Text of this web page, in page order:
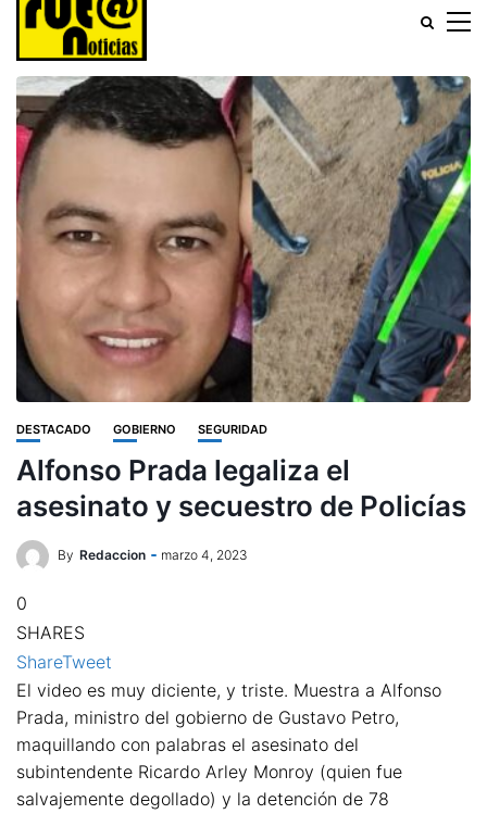
DESTACADO GOBIERNO SEGURIDAD
Alfonso Prada legaliza el
asesinato y secuestro de Policías
By Redaccion marzo 4, 2023
0
SHARES
ShareTweet
El video es muy diciente, y triste. Muestra a Alfonso
Prada, ministro del gobierno de Gustavo Petro,
maquillando con palabras el asesinato del
subintendente Ricardo Arley Monroy (quien fue
salvajemente degollado) y la detención de 78